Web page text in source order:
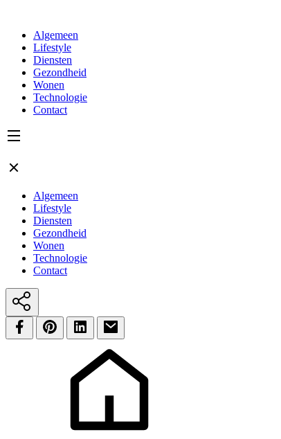
Algemeen
Lifestyle
Diensten
Gezondheid
Wonen
Technologie
Contact
Algemeen
Lifestyle
Diensten
Gezondheid
Wonen
Technologie
Contact